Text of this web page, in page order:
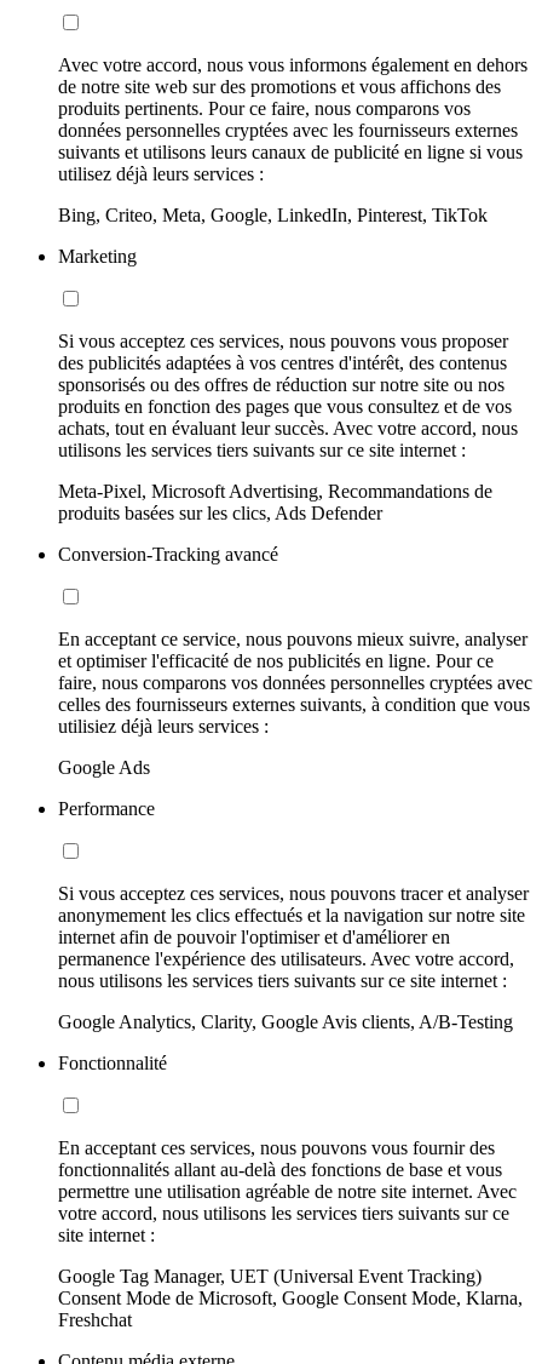
Avec votre accord, nous vous informons également en dehors
de notre site web sur des promotions et vous affichons des
produits pertinents. Pour ce faire, nous comparons vos
données personnelles cryptées avec les fournisseurs externes
suivants et utilisons leurs canaux de publicité en ligne si vous
utilisez déjà leurs services :
Bing, Criteo, Meta, Google, LinkedIn, Pinterest, TikTok
Marketing
Si vous acceptez ces services, nous pouvons vous proposer
des publicités adaptées à vos centres d'intérêt, des contenus
sponsorisés ou des offres de réduction sur notre site ou nos
produits en fonction des pages que vous consultez et de vos
achats, tout en évaluant leur succès. Avec votre accord, nous
utilisons les services tiers suivants sur ce site internet :
Meta-Pixel, Microsoft Advertising, Recommandations de
produits basées sur les clics, Ads Defender
Conversion-Tracking avancé
En acceptant ce service, nous pouvons mieux suivre, analyser
et optimiser l'efficacité de nos publicités en ligne. Pour ce
faire, nous comparons vos données personnelles cryptées avec
celles des fournisseurs externes suivants, à condition que vous
utilisiez déjà leurs services :
Google Ads
Performance
Si vous acceptez ces services, nous pouvons tracer et analyser
anonymement les clics effectués et la navigation sur notre site
internet afin de pouvoir l'optimiser et d'améliorer en
permanence l'expérience des utilisateurs. Avec votre accord,
nous utilisons les services tiers suivants sur ce site internet :
Google Analytics, Clarity, Google Avis clients, A/B-Testing
Fonctionnalité
En acceptant ces services, nous pouvons vous fournir des
fonctionnalités allant au-delà des fonctions de base et vous
permettre une utilisation agréable de notre site internet. Avec
votre accord, nous utilisons les services tiers suivants sur ce
site internet :
Google Tag Manager, UET (Universal Event Tracking)
Consent Mode de Microsoft, Google Consent Mode, Klarna,
Freshchat